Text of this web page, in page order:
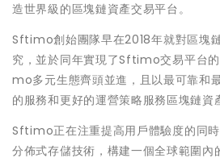
造世界級的區塊鏈資產交易平台。
Sftimo創始團隊早在2018年就對區塊
究，並於同年實現了Sftimo交易平台
mo多元生態齊頭並進，且以最可靠和
的服務和更好的運營策略服務區塊鏈資
Sftimo正在注重提高用戶體驗度的同
分佈式存儲技術，構建一個全球範圍內